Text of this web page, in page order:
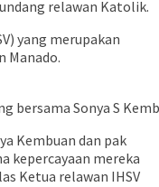
relawan Katolik.
yang merupakan
Manado.
bersama Sonya S
Kembuan dan pak
kepercayaan mereka
Ketua relawan IHSV